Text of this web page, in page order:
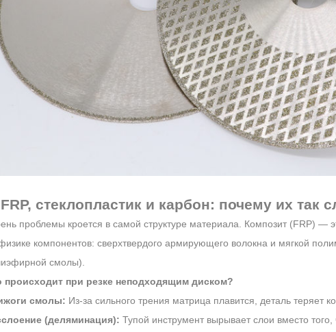
стеклопластик и карбон: почему их так
проблемы кроется в самой структуре материала. Композит (FRP) —
компонентов: сверхтвердого армирующего волокна и мягкой
смолы).
происходит при резке неподходящим диском?
смолы: Из-за сильного трения матрица плавится, деталь теряет
(деляминация): Тупой инструмент вырывает слои вместо